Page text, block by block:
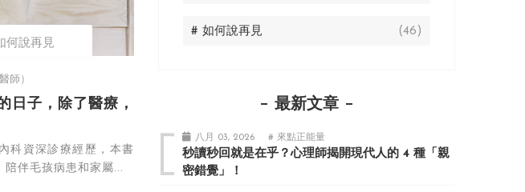
何說再見
師）
日子，除了醫療，
科資深診療經歷，本書
伴毛孩病患和家屬...
# 如何說再見 (46)
最新文章
八月 03, 2026 # 來點正能量
秒讀秒回就是在乎？心理師揭開現代人的 4 種「親
密錯覺」！